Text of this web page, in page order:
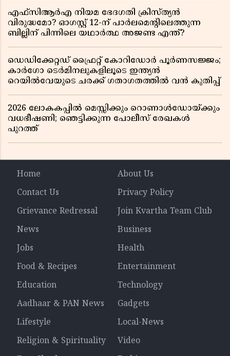
എഫ്സിആർഎ നിയമ ഭേദഗതി ക്രിസ്ത്യൻ
വിരുദ്ധമോ? ഓഗസ്റ്റ് 12-ന് പാർലമെന്റിലെത്തുന്ന
ബില്ലിന് പിന്നിലെ യഥാർത്ഥ അജണ്ട എന്ത്?
ഡെഡിക്കേറ്റഡ് ഫ്രൈറ്റ് കോറിഡോർ പൂർണസജ്ജം;
കാർഗോ ടെർമിനലുകളിലൂടെ ഇന്ത്യൻ
റെയിൽവേയുടെ ചരക്ക് ഗതാഗതത്തിൽ വൻ കുതിപ്പ്
2026 ലോകകപ്പിൽ മെസ്സിക്കും റൊണാൾഡോയ്ക്കും
വധഭീഷണി; ഞെട്ടിക്കുന്ന പോലീസ് രേഖകൾ
പുറത്ത്
Home
About Us
Contact Us
Privacy Policy
Grievance Redressal
Join Kvartha Team Club
News
Business
Jobs
Health
Food & Recipes
Entertainment
Education
Technology
Aadhaar & PAN News
Gadgets
Lifestyle
Local-News
Religion & Spirituality
Video